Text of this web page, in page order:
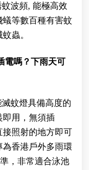
波頻, 能極高效
等數百種有害蚊
蟲。
電嗎？下雨天可
蚊燈具備高度的
即用，無須插
照射的地方即可
香港戶外多雨環
，非常適合泳池